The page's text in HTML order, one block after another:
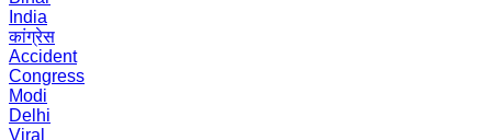
India
कांग्रेस
Accident
Congress
Modi
Delhi
Viral